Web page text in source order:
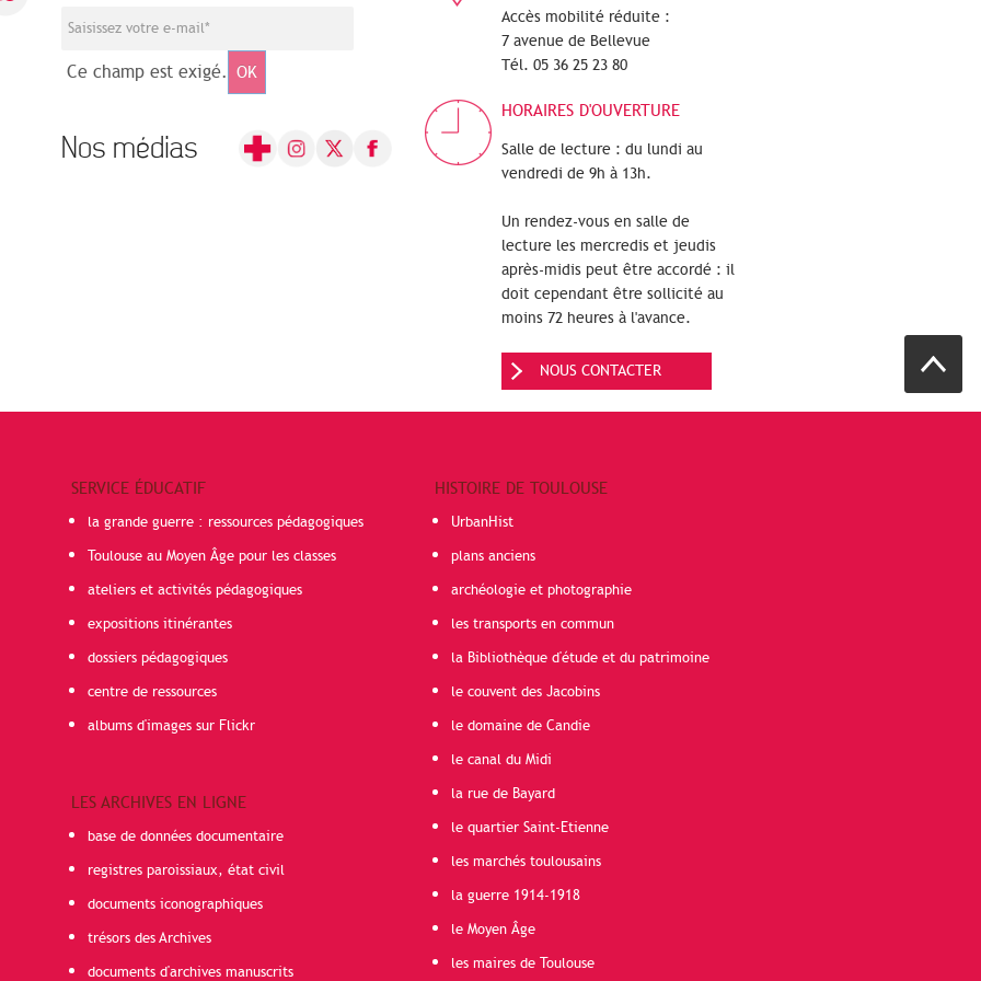
Ce champ est exigé. OK
Nos médias
Accès mobilité réduite :
7 avenue de Bellevue
Tél. 05 36 25 23 80
HORAIRES D'OUVERTURE
Salle de lecture : du lundi au
vendredi de 9h à 13h.
Un rendez-vous en salle de
lecture les mercredis et jeudis
après-midis peut être accordé : il
doit cependant être sollicité au
moins 72 heures à l'avance.
NOUS CONTACTER
SERVICE ÉDUCATIF
la grande guerre : ressources pédagogiques
Toulouse au Moyen Âge pour les classes
ateliers et activités pédagogiques
expositions itinérantes
dossiers pédagogiques
centre de ressources
albums d'images sur Flickr
LES ARCHIVES EN LIGNE
base de données documentaire
registres paroissiaux, état civil
documents iconographiques
trésors des Archives
documents d'archives manuscrits
HISTOIRE DE TOULOUSE
UrbanHist
plans anciens
archéologie et photographie
les transports en commun
la Bibliothèque d'étude et du patrimoine
le couvent des Jacobins
le domaine de Candie
le canal du Midi
la rue de Bayard
le quartier Saint-Etienne
les marchés toulousains
la guerre 1914-1918
le Moyen Âge
les maires de Toulouse